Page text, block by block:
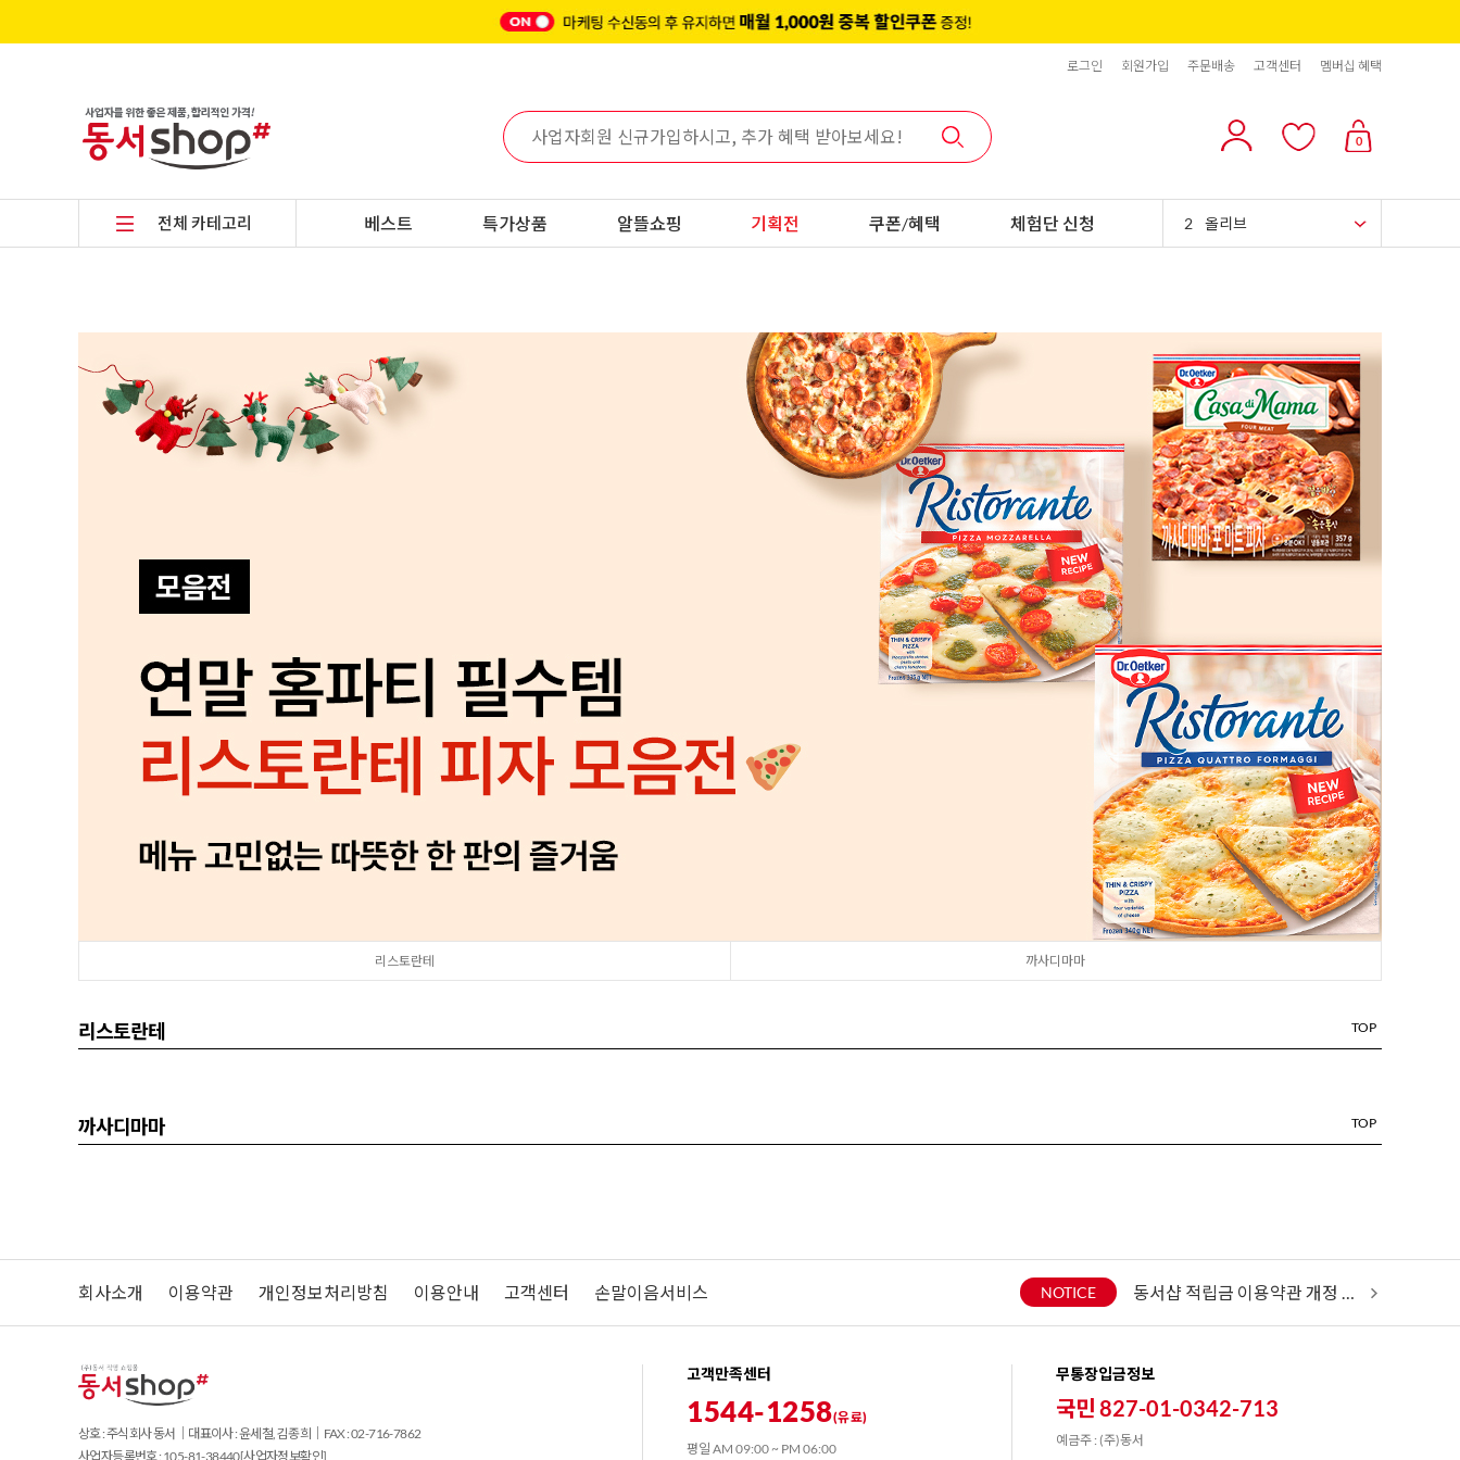
로그인 회원가입 주문배송 고객센터 멤버십 혜택
0
전체 카테고리 베스트 특가상품 알뜰쇼핑 기획전 쿠폰/혜택 체험단 신청
리치스 올리브
2 올리브
5 파인애플
6 슈가시럽
7 팥
8 크림치즈
9 쿠키파우더
1 그래놀라
리스토란테 까사디마마
리스토란테 TOP
까사디마마 TOP
회사소개 이용약관 개인정보처리방침 이용안내 고객센터 손말이음서비스 NOTICE 동서샵 적립금 이용약관 개정 안내
상호 : 주식회사 동서｜대표이사 : 윤세철, 김종희｜FAX : 02-716-7862
사업자등록번호 : 105-81-38440[사업자정보확인]
고객만족센터
1544-1258(유료)
평일 AM 09:00 ~ PM 06:00
무통장입금정보
국민 827-01-0342-713
예금주 : (주)동서